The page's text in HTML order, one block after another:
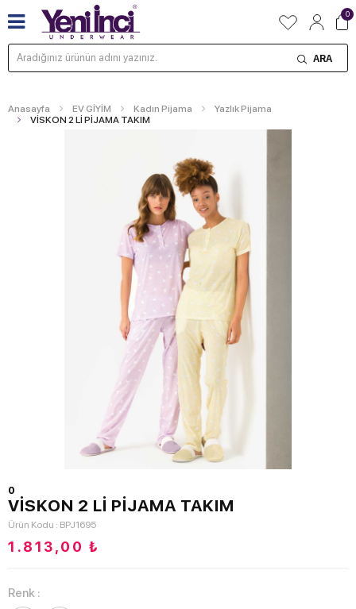
0
ARA
Anasayfa EV GİYİM Kadın Pijama
Yazlık Pijama
VİSKON 2 Lİ PİJAMA TAKIM
0
VİSKON 2 Lİ PİJAMA TAKIM
Ürün Kodu : BPJ1695
1.813,00 ₺
Renk :